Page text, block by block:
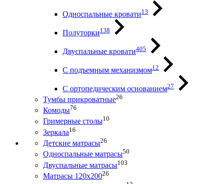
Односпальные кровати13
Полуторки138
Двуспальные кровати405
С подъемным механизмом12
С ортопедическим основанием27
Тумбы прикроватные26
Комоды76
Гримерные столы10
Зеркала16
Детские матрасы26
Односпальные матрасы50
Двуспальные матрасы103
Матрасы 120х20026